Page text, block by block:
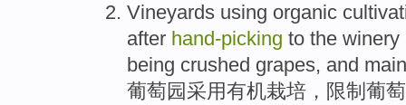
Vineyards using organic
after hand-picking to the winery
being crushed grapes, and
葡萄园 采用有机栽培 ， 限制 葡萄